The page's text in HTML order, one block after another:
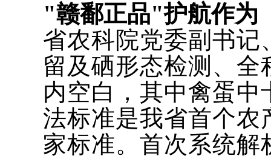
"赣鄱正品"护航作为
省农科院党委副书记
留及硒形态检测、
内空白，其中禽蛋
法标准是我省首个农
家标准。首次系统解